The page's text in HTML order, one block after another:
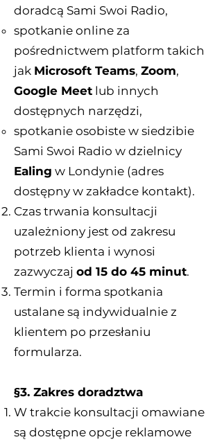
doradcą Sami Swoi Radio,
spotkanie online za
pośrednictwem platform takich
jak Microsoft Teams, Zoom,
Google Meet lub innych
dostępnych narzędzi,
spotkanie osobiste w siedzibie
Sami Swoi Radio w dzielnicy
Ealing w Londynie (adres
dostępny w zakładce kontakt).
Czas trwania konsultacji
uzależniony jest od zakresu
potrzeb klienta i wynosi
zazwyczaj od 15 do 45 minut.
Termin i forma spotkania
ustalane są indywidualnie z
klientem po przesłaniu
formularza.
§3. Zakres doradztwa
W trakcie konsultacji omawiane
są dostępne opcje reklamowe